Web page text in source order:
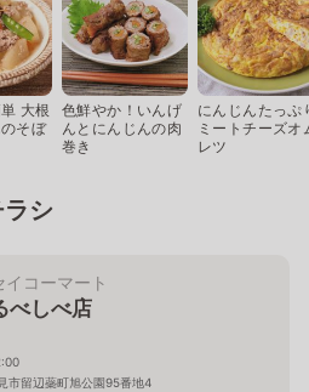
大根
そぼ
色鮮やか！いんげ
んとにんじんの肉
巻き
にんじんたっぷ
ミートチーズオ
レツ
シ
イコーマート
べしべ店
市留辺蘂町旭公園95番地4